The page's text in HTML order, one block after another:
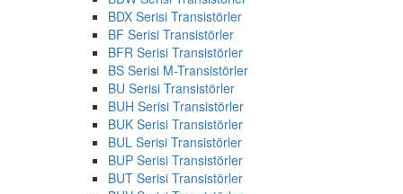
BDX Serisi Transistörler
BF Serisi Transistörler
BFR Serisi Transistörler
BS Serisi M-Transistörler
BU Serisi Transistörler
BUH Serisi Transistörler
BUK Serisi Transistörler
BUL Serisi Transistörler
BUP Serisi Transistörler
BUT Serisi Transistörler